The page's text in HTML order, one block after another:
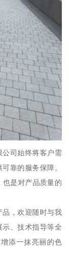
司始终将客户需
靠的服务保障。
也是对产品质量的
，欢迎随时与我
、技术指导等全
添一抹亮丽的色